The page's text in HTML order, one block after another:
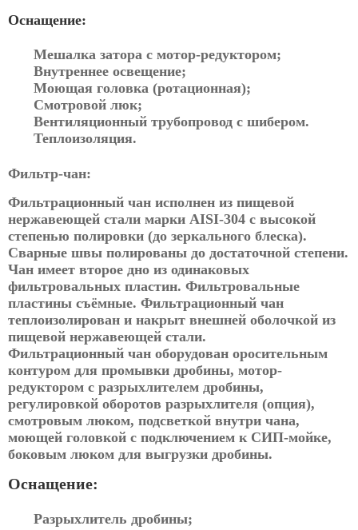
Оснащение:
Мешалка затора с мотор-редуктором;
Внутреннее освещение;
Моющая головка (ротационная);
Смотровой люк;
Вентиляционный трубопровод с шибером.
Теплоизоляция.
Фильтр-чан:
Фильтрационный чан исполнен из пищевой
нержавеющей стали марки AISI-304 с высокой
степенью полировки (до зеркального блеска).
Сварные швы полированы до достаточной степени.
Чан имеет второе дно из одинаковых
фильтровальных пластин. Фильтровальные
пластины съёмные. Фильтрационный чан
теплоизолирован и накрыт внешней оболочкой из
пищевой нержавеющей стали.
Фильтрационный чан оборудован оросительным
контуром для промывки дробины, мотор-
редуктором с разрыхлителем дробины,
регулировкой оборотов разрыхлителя (опция),
смотровым люком, подсветкой внутри чана,
моющей головкой с подключением к СИП-мойке,
боковым люком для выгрузки дробины.
Оснащение:
Разрыхлитель дробины;